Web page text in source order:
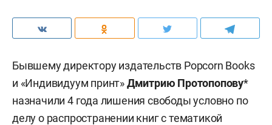
Бывшему директору издательств Popcorn Books
и «Индивидуум принт»Дмитрию Протопопову*
назначили 4 года лишения свободы условно по
делу о распространении книг с тематикой